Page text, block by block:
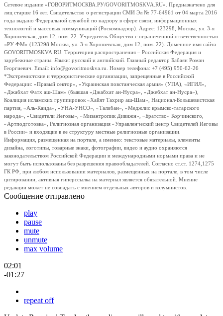
Сетевое издание «ГОВОРИТМОСКВА.РУ/GOVORITMOSKVA.RU». Предназначено для
лиц старше 16 лет. Свидетельство о регистрации СМИ Эл № 77-64961 от 04 марта 2016
года выдано Федеральной службой по надзору в сфере связи, информационных
технологий и массовых коммуникаций (Роскомнадзор). Адрес: 123298, Москва, ул. 3-я
Хорошевская, дом 12, пом. 22. Учредитель Общество с ограниченной ответственностью
«РУ ФМ» (123298 Москва, ул. 3-я Хорошевская, дом 12, пом. 22). Доменное имя сайта
GOVORITMOSKVA.RU. Территория распространения – Российская Федерация и
зарубежные страны. Языки: русский и английский. Главный редактор Бабаян Роман
Георгиевич. Email: info@govoritmoskva.ru. Номер телефона: +7 (495) 950-62-26
*Экстремистские и террористические организации, запрещенные в Российской
Федерации: «Правый сектор», «Украинская повстанческая армия» (УПА), «ИГИЛ»,
«Джабхат Фатх аш-Шам» (бывшая «Джабхат ан-Нусра», «Джебхат ан-Нусра»),
Коалиция исламских группировок «Хайят Тахрир аш-Шам», Национал-Большевистская
партия, «Аль-Каида», «УНА-УНСО», «Талибан», «Меджлис крымско-татарского
народа», «Свидетели Иеговы», «Мизантропик Дивижн», «Братство» Корчинского,
«Артподготовка», Религиозная организация «Управленческий центр Свидетелей Иеговы
в России» и входящие в ее структуру местные религиозные организации.
Информация, размещенная на портале, а именно: текстовые материалы, элементы
дизайна, логотипы, товарные знаки, фотографии, видео и аудио охраняются
законодательством Российской Федерации и международными нормами права и не
могут быть использованы без разрешения правообладателей. Согласно ст.ст. 1274,1275
ГК РФ, при любом использовании материалов, размещенных на портале, в том числе
цитировании, активная гиперссылка на материал является обязательной. Мнение
редакции может не совпадать с мнением отдельных авторов и колумнистов.
Сообщение отправлено
play
pause
mute
unmute
max volume
02:01
-01:27
repeat off